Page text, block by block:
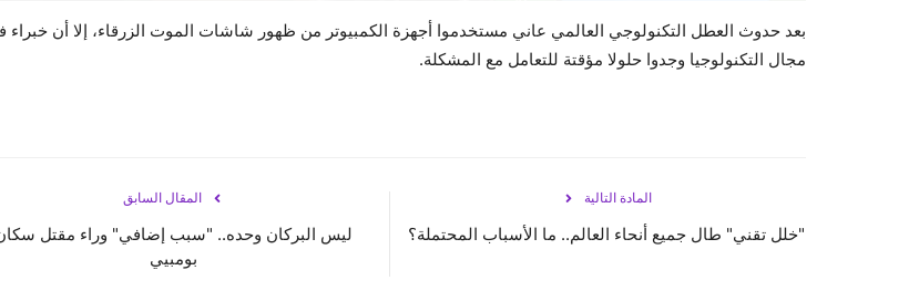
بعد حدوث العطل التكنولوجي العالمي عاني مستخدموا أجهزة الكمبيوتر من ظهور شاشات الموت الزرقاء، إلا أن خبراء
مجال التكنولوجيا وجدوا حلولا مؤقتة للتعامل مع المشكلة.
المقال السابق
ليس البركان وحده.. "سبب إضافي" وراء مقتل
بومبيي
المادة التالية
"خلل تقني" طال جميع أنحاء العالم.. ما الأسباب المحتملة؟